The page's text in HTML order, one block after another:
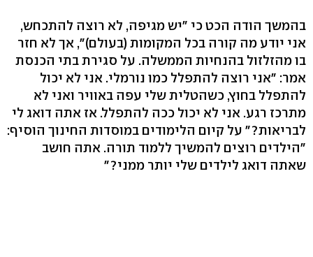
בהמשך הודה הכט כי "יש מגיפה, לא רוצה להתכחש,
אני יודע מה קורה בכל המקומות (בעולם)", אך לא חזר
בו מהזלזול בהנחיות הממשלה. על סגירת בתי הכנסת
אמר: "אני רוצה להתפלל כמו נורמלי. אני לא יכול
להתפלל בחוץ, כשהטלית שלי עפה באוויר ואני לא
מתרכז רגע. אני לא יכול ככה להתפלל. אז אתה דואג לי
לבריאות?" על קיום הלימודים במוסדות החינוך הוסיף:
"הילדים רוצים להמשיך ללמוד תורה. אתה חושב
שאתה דואג לילדים שלי יותר ממני?"